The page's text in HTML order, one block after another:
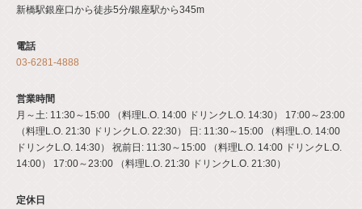
新橋駅銀座口から徒歩5分/銀座駅から345m
電話
03-6281-4888
営業時間
月～土: 11:30～15:00 （料理L.O. 14:00 ドリンクL.O. 14:30） 17:00～23:00
（料理L.O. 21:30 ドリンクL.O. 22:30） 日: 11:30～15:00 （料理L.O. 14:00
ドリンクL.O. 14:30） 祝前日: 11:30～15:00 （料理L.O. 14:00 ドリンクL.O.
14:00） 17:00～23:00 （料理L.O. 21:30 ドリンクL.O. 21:30）
定休日